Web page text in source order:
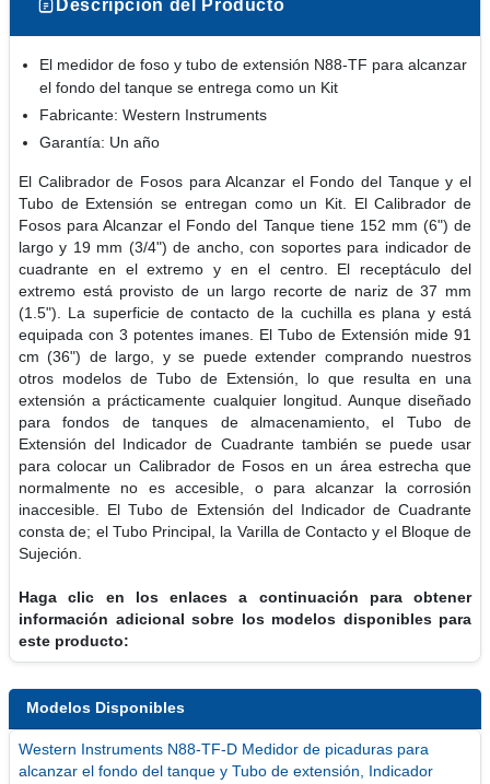
Descripción del Producto
El medidor de foso y tubo de extensión N88-TF para alcanzar
el fondo del tanque se entrega como un Kit
Fabricante: Western Instruments
Garantía: Un año
El Calibrador de Fosos para Alcanzar el Fondo del Tanque y el
Tubo de Extensión se entregan como un Kit. El Calibrador de
Fosos para Alcanzar el Fondo del Tanque tiene 152 mm (6") de
largo y 19 mm (3/4") de ancho, con soportes para indicador de
cuadrante en el extremo y en el centro. El receptáculo del
extremo está provisto de un largo recorte de nariz de 37 mm
(1.5"). La superficie de contacto de la cuchilla es plana y está
equipada con 3 potentes imanes. El Tubo de Extensión mide 91
cm (36") de largo, y se puede extender comprando nuestros
otros modelos de Tubo de Extensión, lo que resulta en una
extensión a prácticamente cualquier longitud. Aunque diseñado
para fondos de tanques de almacenamiento, el Tubo de
Extensión del Indicador de Cuadrante también se puede usar
para colocar un Calibrador de Fosos en un área estrecha que
normalmente no es accesible, o para alcanzar la corrosión
inaccesible. El Tubo de Extensión del Indicador de Cuadrante
consta de; el Tubo Principal, la Varilla de Contacto y el Bloque de
Sujeción.
Haga clic en los enlaces a continuación para obtener
información adicional sobre los modelos disponibles para
este producto:
Modelos Disponibles
Western Instruments N88-TF-D Medidor de picaduras para
alcanzar el fondo del tanque y Tubo de extensión, Indicador